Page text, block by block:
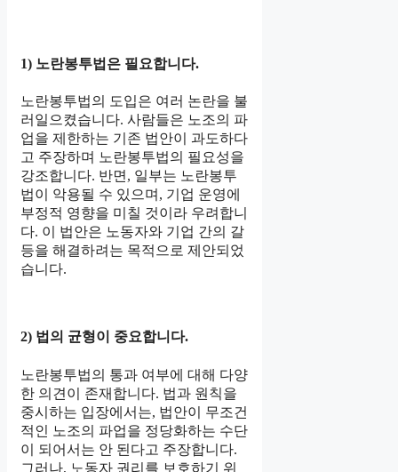
1) 노란봉투법은 필요합니다.
노란봉투법의 도입은 여러 논란을 불
러일으켰습니다. 사람들은 노조의 파
업을 제한하는 기존 법안이 과도하다
고 주장하며 노란봉투법의 필요성을
강조합니다. 반면, 일부는 노란봉투
법이 악용될 수 있으며, 기업 운영에
부정적 영향을 미칠 것이라 우려합니
다. 이 법안은 노동자와 기업 간의 갈
등을 해결하려는 목적으로 제안되었
습니다.
2) 법의 균형이 중요합니다.
노란봉투법의 통과 여부에 대해 다양
한 의견이 존재합니다. 법과 원칙을
중시하는 입장에서는, 법안이 무조건
적인 노조의 파업을 정당화하는 수단
이 되어서는 안 된다고 주장합니다.
그러나, 노동자 권리를 보호하기 위